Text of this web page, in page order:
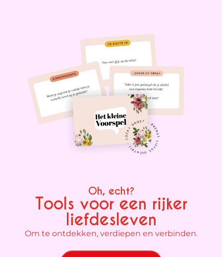
Oh, echt?
Tools voor een rijker
liefdesleven
Om te ontdekken, verdiepen en verbinden.